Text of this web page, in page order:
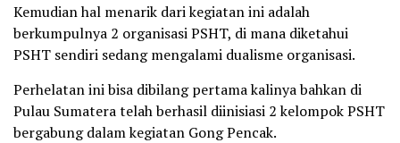
Kemudian hal menarik dari kegiatan ini adalah
berkumpulnya 2 organisasi PSHT, di mana diketahui
PSHT sendiri sedang mengalami dualisme organisasi.
Perhelatan ini bisa dibilang pertama kalinya bahkan di
Pulau Sumatera telah berhasil diinisiasi 2 kelompok PSHT
bergabung dalam kegiatan Gong Pencak.